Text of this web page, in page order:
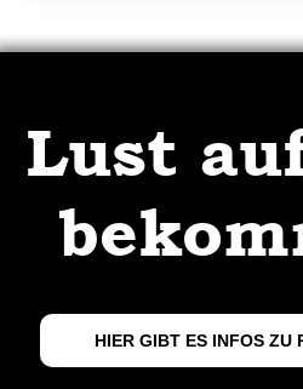
Lust
HIER GIBT ES INFOS ZU